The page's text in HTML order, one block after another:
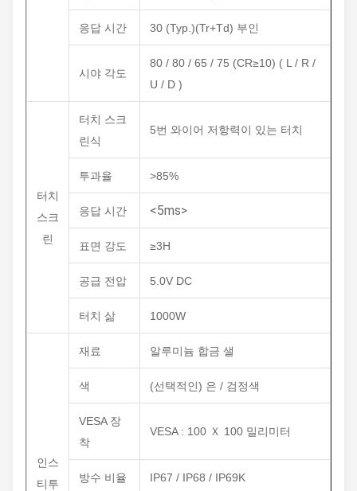
응답 시간 30 (Typ.)(Tr+Td) 부인
시야 각도
80 / 80 / 65 / 75 (CR≥10) ( L / R /
U / D )
터치
스크
린
터치 스크
린식
5번 와이어 저항력이 있는 터치
투과율 >85%
응답 시간 <5ms>
표면 강도 ≥3H
공급 전압 5.0V DC
터치 삶 1000W
인스
티투
재료 알루미늄 합금 샐
색 (선택적인) 은 / 검정색
VESA 장
착
VESA : 100 Ｘ 100 밀리미터
방수 비율 IP67 / IP68 / IP69K